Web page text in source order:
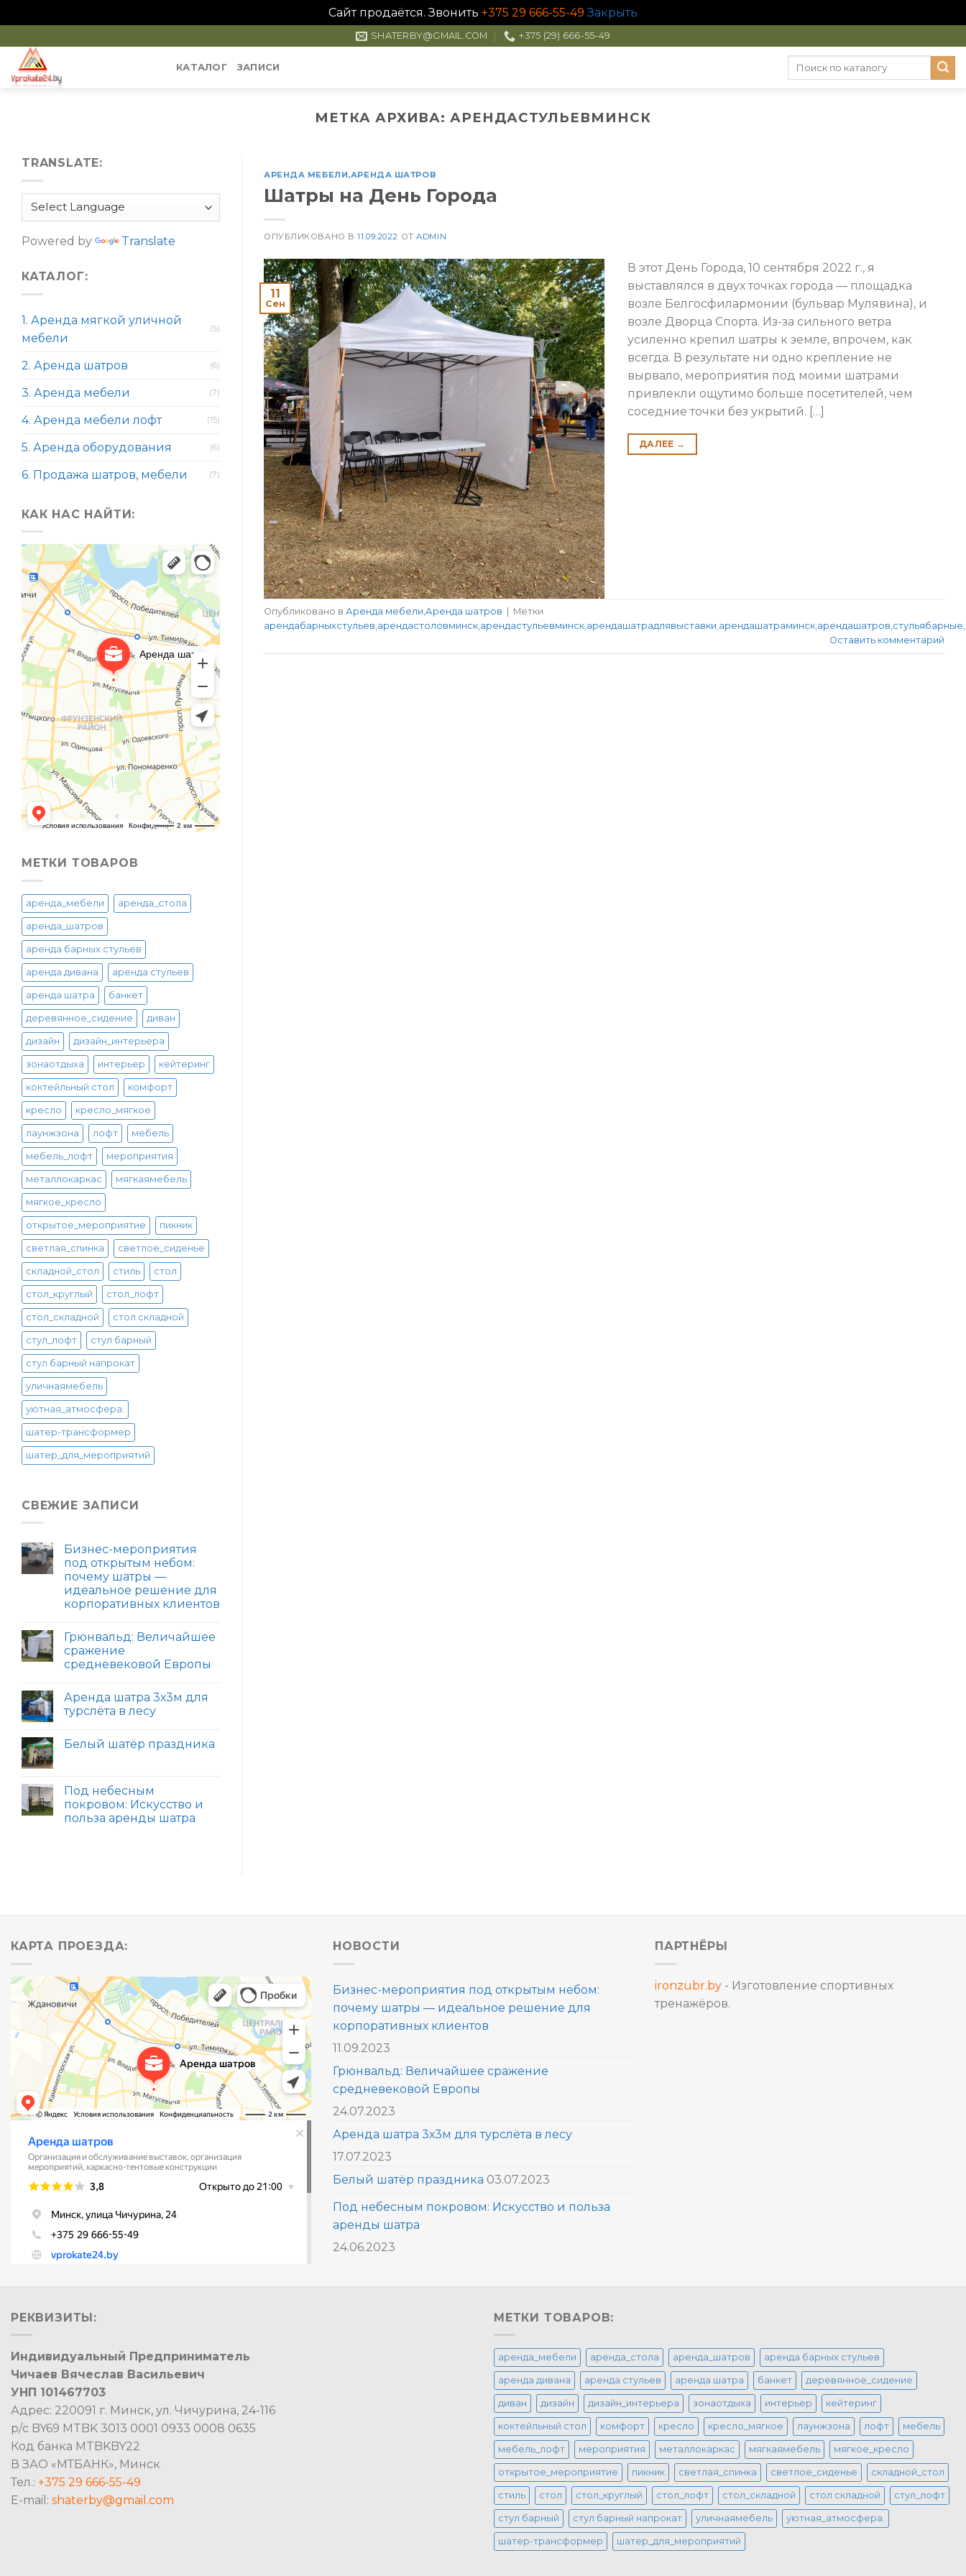
Сайт продаётся. Звонить +375 29 666-55-49 Закрыть
to
content
SHATERBY@GMAIL.COM +375 (29) 666-55-49
КАТАЛОГ ЗАПИСИ
МЕТКА АРХИВА:АРЕНДАСТУЛЬЕВМИНСК
TRANSLATE:
Powered by Translate
КАТАЛОГ:
1. Аренда мягкой уличной
мебели
(5)
2. Аренда шатров (6)
3. Аренда мебели (7)
4. Аренда мебели лофт (15)
5. Аренда оборудования (6)
6. Продажа шатров, мебели (7)
КАК НАС НАЙТИ:
МЕТКИ ТОВАРОВ
аренда_мебели аренда_стола
аренда_шатров
аренда барных стульев
аренда дивана аренда стульев
аренда шатра банкет
деревянное_сидение диван
дизайн дизайн_интерьера
зонаотдыха интерьер кейтеринг
коктейльный стол комфорт
кресло кресло_мягкое
лаунжзона лофт мебель
мебель_лофт мероприятия
металлокаркас мягкаямебель
мягкое_кресло
открытое_мероприятие пикник
светлая_спинка светлое_сиденье
складной_стол стиль стол
стол_круглый стол_лофт
стол_складной стол складной
стул_лофт стул барный
стул барный напрокат
уличнаямебель
уютная_атмосфера.
шатер-трансформер
шатер_для_мероприятий
СВЕЖИЕ ЗАПИСИ
Бизнес-мероприятия
под открытым небом:
почему шатры —
идеальное решение для
корпоративных клиентов
Грюнвальд: Величайшее
сражение
средневековой Европы
Аренда шатра 3х3м для
турслёта в лесу
Белый шатёр праздника
Под небесным
покровом: Искусство и
польза аренды шатра
АРЕНДА МЕБЕЛИ,АРЕНДА ШАТРОВ
Шатры на День Города
ОПУБЛИКОВАНО В11.09.2022 ОТADMIN
11
Сен
В этот День Города, 10 сентября 2022 г., я
выставлялся в двух точках города — площадка
возле Белгосфилармонии (бульвар Мулявина), и
возле Дворца Спорта. Из-за сильного ветра
усиленно крепил шатры к земле, впрочем, как
всегда. В результате ни одно крепление не
вырвало, мероприятия под моими шатрами
привлекли ощутимо больше посетителей, чем
соседние точки без укрытий. […]
ДАЛЕЕ →
Опубликовано в Аренда мебели Аренда шатров | Метки
арендабарныхстульев арендастоловминск арендастульевминск арендашатрадлявыставки арендашатраминск арендашатров стульябарные
Оставить комментарий
КАРТА ПРОЕЗДА: НОВОСТИ
Бизнес-мероприятия под открытым небом:
почему шатры — идеальное решение для
корпоративных клиентов
11.09.2023
Грюнвальд: Величайшее сражение
средневековой Европы
24.07.2023
Аренда шатра 3х3м для турслёта в лесу
17.07.2023
Белый шатёр праздника 03.07.2023
Под небесным покровом: Искусство и польза
аренды шатра
24.06.2023
ПАРТНЁРЫ
ironzubr.by - Изготовление спортивных
тренажёров.
РЕКВИЗИТЫ:
Индивидуальный Предприниматель
Чичаев Вячеслав Васильевич
УНП 101467703
Адрес: 220091 г. Минск, ул. Чичурина, 24-116
р/с BY69 MTBK 3013 0001 0933 0008 0635
Код банка MTBKBY22
В ЗАО «МТБАНК», Минск
Тел.: +375 29 666-55-49
E-mail: shaterby@gmail.com
МЕТКИ ТОВАРОВ:
аренда_мебели аренда_стола аренда_шатров аренда барных стульев
аренда дивана аренда стульев аренда шатра банкет деревянное_сидение
диван дизайн дизайн_интерьера зонаотдыха интерьер кейтеринг
коктейльный стол комфорт кресло кресло_мягкое лаунжзона лофт мебель
мебель_лофт мероприятия металлокаркас мягкаямебель мягкое_кресло
открытое_мероприятие пикник светлая_спинка светлое_сиденье складной_стол
стиль стол стол_круглый стол_лофт стол_складной стол складной стул_лофт
стул барный стул барный напрокат уличнаямебель уютная_атмосфера.
шатер-трансформер шатер_для_мероприятий